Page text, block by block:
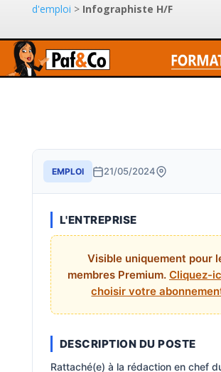
d'emploi > Infographiste H/F
EMPLOI 21/05/2024
L'ENTREPRISE
Visible uniquement pour
membres Premium. Cliquez-
choisir votre
DESCRIPTION DU POSTE
Rattaché(e) à la rédaction en chef